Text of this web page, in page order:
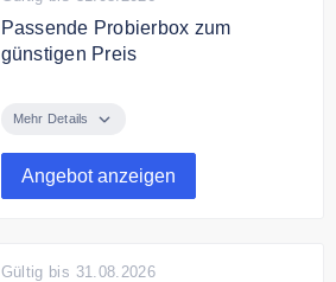
Passende Probierbox zum
günstigen Preis
passende Probierbox für Ihren
Mehr Details
Angebot anzeigen
Gültig bis 31.08.2026